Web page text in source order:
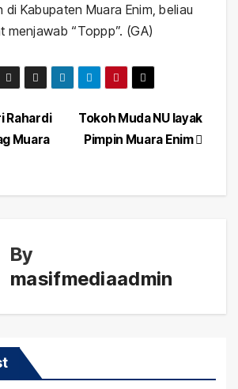
di Kabupaten Muara Enim, beliau
menjawab “Toppp”. (GA)
Tokoh Muda NU layak
Pimpin Muara Enim
Rahardi
Muara
By
masifmediaadmin